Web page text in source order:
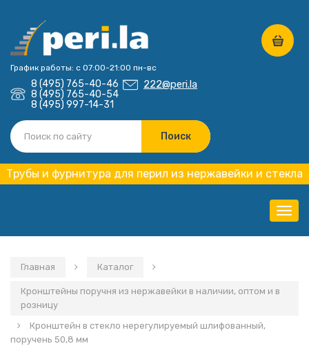
График работы: с 07:00-21:00 пн-вс
8 (495) 765-40-46
8 (495) 765-40-54
8 (495) 997-14-31
222@peri.la
Трубы и фурнитура для перил из нержавейки и стекла
Главная Каталог
Кронштейны поручня из нержавейки в наличии, оптом и в
розницу
Кронштейн в стекло нерегулируемый шлифованный,
поручень 50,8 мм